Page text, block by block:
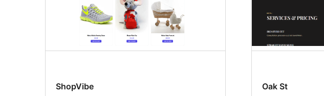
ShopVibe Oak St